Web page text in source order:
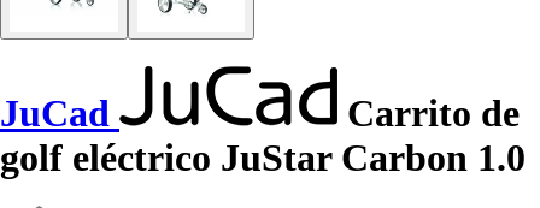
JuCad
Carrito de
golf eléctrico JuStar Carbon 1.0